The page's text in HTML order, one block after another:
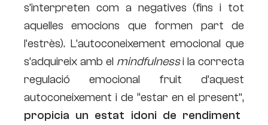
s’interpreten com a negatives (fins i tot
aquelles emocions que formen part de
l’estrès). L’autoconeixement emocional que
s’adquireix amb el mindfulnessi la correcta
regulació emocional fruit d’aquest
autoconeixement i de “estar en el present”,
propicia un estat idoni de rendiment